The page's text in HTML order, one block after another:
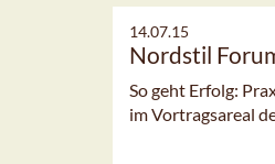
14.07.15
Nordstil
So geht Erfolg:
im Vortragsareal